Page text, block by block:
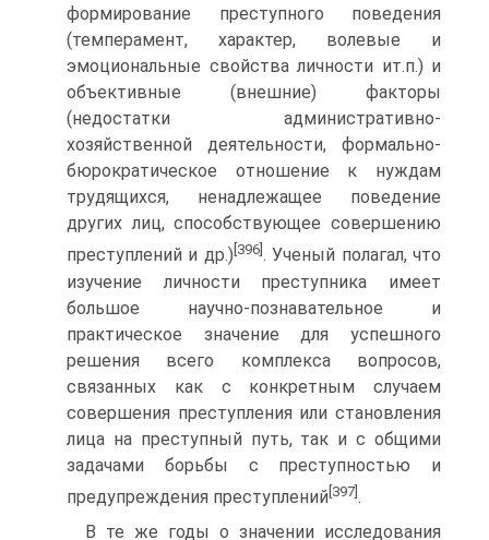
формирование преступного поведения
(темперамент, характер, волевые и
эмоциональные свойства личности ит.п.) и
объективные (внешние) факторы
(недостатки административно-
хозяйственной деятельности, формально-
бюрократическое отношение к нуждам
трудящихся, ненадлежащее поведение
других лиц, способствующее совершению
преступлений и др.) [396] . Ученый полагал, что
изучение личности преступника имеет
большое научно-познавательное и
практическое значение для успешного
решения всего комплекса вопросов,
связанных как с конкретным случаем
совершения преступления или становления
лица на преступный путь, так и с общими
задачами борьбы с преступностью и
предупреждения преступлений [397].
В те же годы о значении исследования